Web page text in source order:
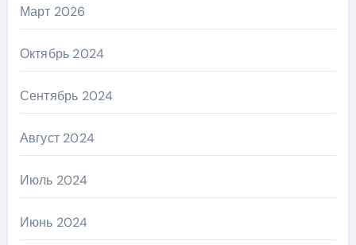
Март 2026
Октябрь 2024
Сентябрь 2024
Август 2024
Июль 2024
Июнь 2024